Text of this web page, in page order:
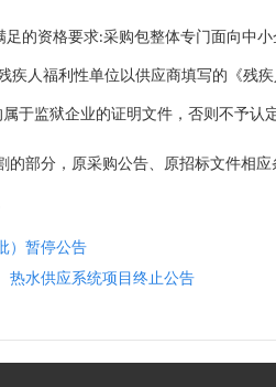
的资格要求:采购包整体专门面向中
疾人福利性单位以供应商填写的《
于监狱企业的证明文件，否则不予认定
部分，原采购公告、原招标文件相
）暂停公告
热水供应系统项目终止公告